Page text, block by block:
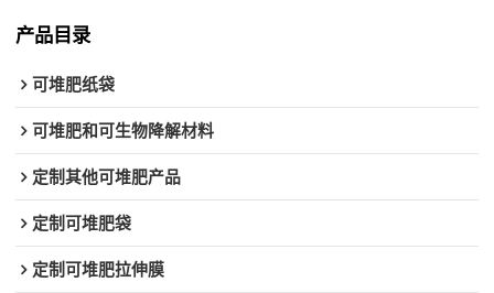
产品目录
可堆肥纸袋
可堆肥和可生物降解材料
定制其他可堆肥产品
定制可堆肥袋
定制可堆肥拉伸膜